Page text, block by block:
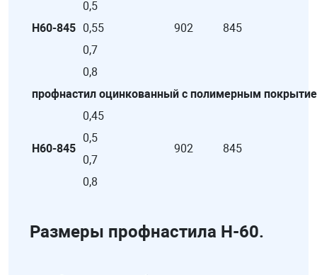
Н60-845 902 845
0,5
0,55
0,7
0,8
профнастил оцинкованный с полимерным
Н60-845
0,45
902 845
0,5
0,7
0,8
Размеры профнастила Н-60.